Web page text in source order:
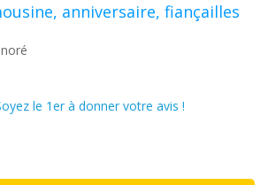
anniversaire, fiançailles
le 1er à donner votre avis !